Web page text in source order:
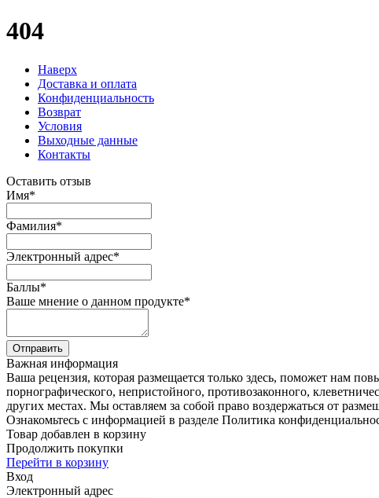
404
Наверх
Доставка и оплата
Конфиденциальность
Возврат
Условия
Выходные данные
Контакты
Оставить отзыв
Имя*
Фамилия*
Электронный адрес*
Баллы*
Ваше мнение о данном продукте*
Отправить
Важная информация
Ваша рецензия, которая размещается только здесь, поможет нам
порнографического, непристойного, противозаконного,
других местах. Мы оставляем за собой право воздержаться от
Ознакомьтесь с информацией в разделе Политика
Товар добавлен в корзину
Продолжить покупки
Перейти в корзину
Вход
Электронный адрес